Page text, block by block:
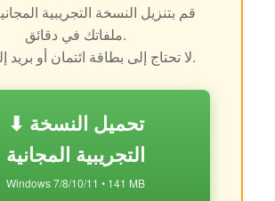
قم بتنزيل النسخة التجريبية
ملفاتك في دقائق.
لا تحتاج إلى بطاقة ائتمان أو بريد إلكتروني.
⬇ تحميل النسخة
التجريبية المجانية
Windows 7/8/10/11 • 141 MB